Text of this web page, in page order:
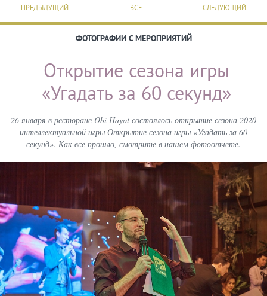
ВСЕ
ПРЕДЫДУЩИЙ СЛЕДУЮЩИЙ
ФОТОГРАФИИ С МЕРОПРИЯТИЙ
Открытие сезона игры
«Угадать за 60 секунд»
26 января в ресторане Obi Hayot состоялось открытие сезона 2020
интеллектуальной игры Открытие сезона игры «Угадать за 60
секунд». Как все прошло, смотрите в нашем фотоотчете.